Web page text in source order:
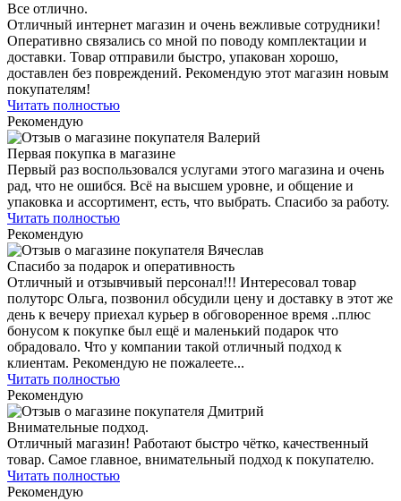
Все отлично.
Отличный интернет магазин и очень вежливые сотрудники!
Оперативно связались со мной по поводу комплектации и
доставки. Товар отправили быстро, упакован хорошо,
доставлен без повреждений. Рекомендую этот магазин новым
покупателям!
Читать полностью
Рекомендую
Первая покупка в магазине
Первый раз воспользовался услугами этого магазина и очень
рад, что не ошибся. Всё на высшем уровне, и общение и
упаковка и ассортимент, есть, что выбрать. Спасибо за работу.
Читать полностью
Рекомендую
Спасибо за подарок и оперативность
Отличный и отзывчивый персонал!!! Интересовал товар
полуторс Ольга, позвонил обсудили цену и доставку в этот же
день к вечеру приехал курьер в обговоренное время ..плюс
бонусом к покупке был ещё и маленький подарок что
обрадовало. Что у компании такой отличный подход к
клиентам. Рекомендую не пожалеете...
Читать полностью
Рекомендую
Внимательные подход.
Отличный магазин! Работают быстро чётко, качественный
товар. Самое главное, внимательный подход к покупателю.
Читать полностью
Рекомендую